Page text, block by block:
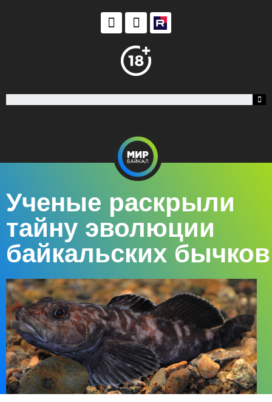
Ученые раскрыли
тайну эволюции
байкальских бычков